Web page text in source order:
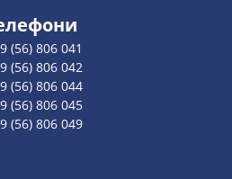
(56) 806 041
(56) 806 042
(56) 806 044
(56) 806 045
(56) 806 049